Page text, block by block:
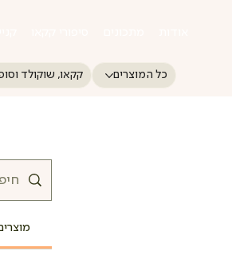
כל המוצרים קקאו, שוקולד
מוצרים